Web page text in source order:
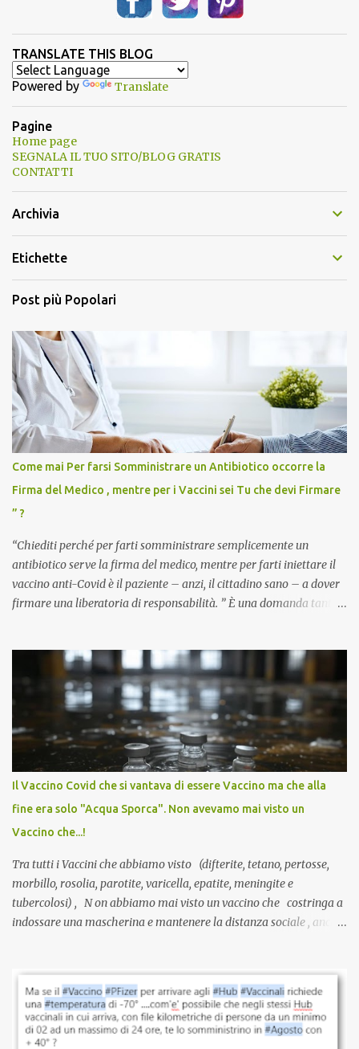
TRANSLATE THIS BLOG
Powered by Translate
Pagine
Home page
SEGNALA IL TUO SITO/BLOG GRATIS
CONTATTI
Archivia
Etichette
Post più Popolari
Come mai Per farsi Somministrare un Antibiotico occorre la
Firma del Medico , mentre per i Vaccini sei Tu che devi Firmare
” ?
“Chiediti perché per farti somministrare semplicemente un
antibiotico serve la firma del medico, mentre per farti iniettare il
vaccino anti-Covid è il paziente – anzi, il cittadino sano – a dover
firmare una liberatoria di responsabilità. ” È una domanda tanto
pandemia. Un interrogativo che dovrebbe scuotere chiunque abbia
ancora il coraggio di pensare con la propria testa. Per il vaccino
anti-Covid, un pro-farmaco, con autorizzazione condizionata,
sviluppato in tempi record, con tecnologie mai utilizzate prima su
larga scala, ancora oggetto di studio e di discussione
internazionale serve solo una firma. La tua. Lo si somministra
anche a persone sane, giovani, senza fattori di rischio, spesso già
serve una prescrizione. Non c’è diagnosi. Non c’è presa in carico.
L’unico atto richiesto è una fi...
Il Vaccino Covid che si vantava di essere Vaccino ma che alla
fine era solo "Acqua Sporca". Non avevamo mai visto un
Vaccino che...!
Tra tutti i Vaccini che abbiamo visto (difterite, tetano, pertosse,
morbillo, rosolia, parotite, varicella, epatite, meningite e
tubercolosi) , N on abbiamo mai visto un vaccino che costringa a
indossare una mascherina e mantenere la distanza sociale , anche
vaccinazione. Non avevamo mai sentito parlare di ricompense,
sconti, incentivi per vaccinarsi. Non avevamo mai visto
discriminazioni per coloro che non l’hanno fatto. Se non sei stato
vaccinato, nessuno aveva prima cercato di farti sentire una